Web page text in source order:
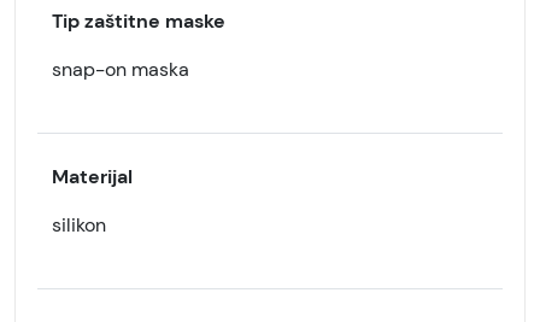
Tip zaštitne maske
snap-on maska
Materijal
silikon